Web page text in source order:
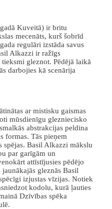
Kuveitā) ir britu
mecenāts, kurš šobrīd
regulāri izstāda savus
Alkazzi ir ražīgs
gleznot. Pēdējā laikā
darbojies kā scenārija
ar mistisku gaismas
mūsdienīgu glezniecisko
abstrakcijas peldina
formas. Tās pieņem
spējas. Basil Alkazzi mākslu
par garīgām un
attīstījusies pēdējo
gleznās Basil
izjustas vīzijas. Notiek
kodolu, kurā ļauties
Dzīvības spēka